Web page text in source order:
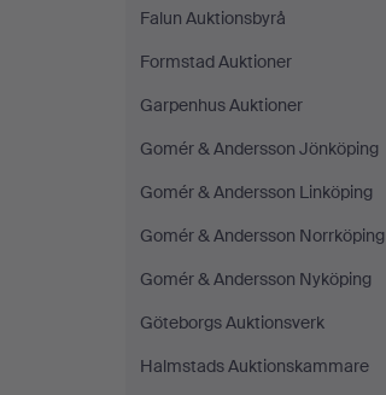
Falun Auktionsbyrå
Formstad Auktioner
Garpenhus Auktioner
Gomér & Andersson Jönköping
Gomér & Andersson Linköping
Gomér & Andersson Norrköping
Gomér & Andersson Nyköping
Göteborgs Auktionsverk
Halmstads Auktionskammare